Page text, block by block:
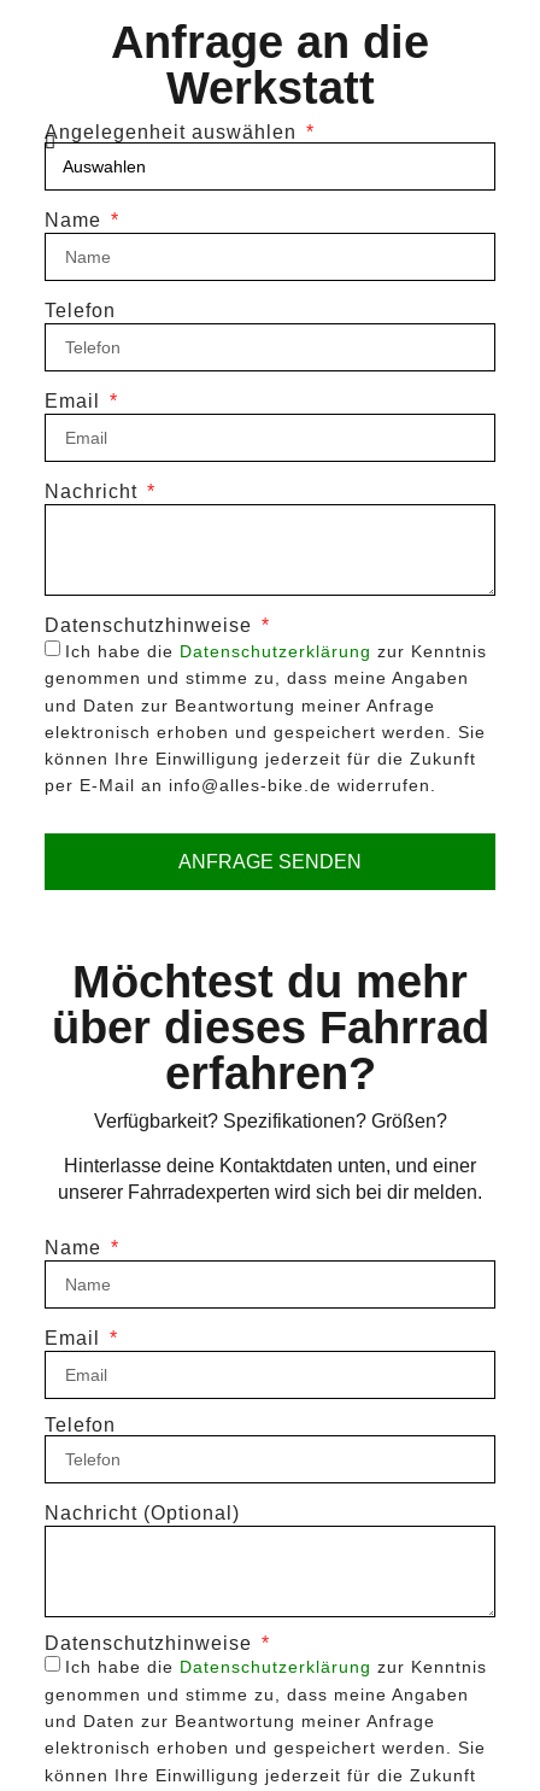
Anfrage an die
Werkstatt
Angelegenheit auswählen
Name
Telefon
Email
Nachricht
Datenschutzhinweise
Ich habe die Datenschutzerklärung zur Kenntnis
genommen und stimme zu, dass meine Angaben
und Daten zur Beantwortung meiner Anfrage
elektronisch erhoben und gespeichert werden. Sie
können Ihre Einwilligung jederzeit für die Zukunft
per E-Mail an info@alles-bike.de widerrufen.
ANFRAGE SENDEN
Möchtest du mehr
über dieses Fahrrad
erfahren?
Verfügbarkeit? Spezifikationen? Größen?
Hinterlasse deine Kontaktdaten unten, und einer
unserer Fahrradexperten wird sich bei dir melden.
Name
Email
Telefon
Nachricht (Optional)
Datenschutzhinweise
Ich habe die Datenschutzerklärung zur Kenntnis
genommen und stimme zu, dass meine Angaben
und Daten zur Beantwortung meiner Anfrage
elektronisch erhoben und gespeichert werden. Sie
können Ihre Einwilligung jederzeit für die Zukunft